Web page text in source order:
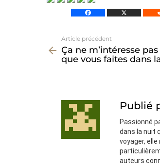
plus
Article précédent
Ça ne m’intéresse
que vous faites dans
Publié
Passionné
dans la nuit
voyager,
auteurs